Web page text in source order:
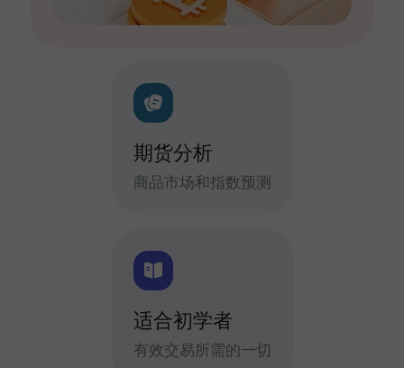
期货分析
商品市场和指数预测
适合初学者
有效交易所需的一切